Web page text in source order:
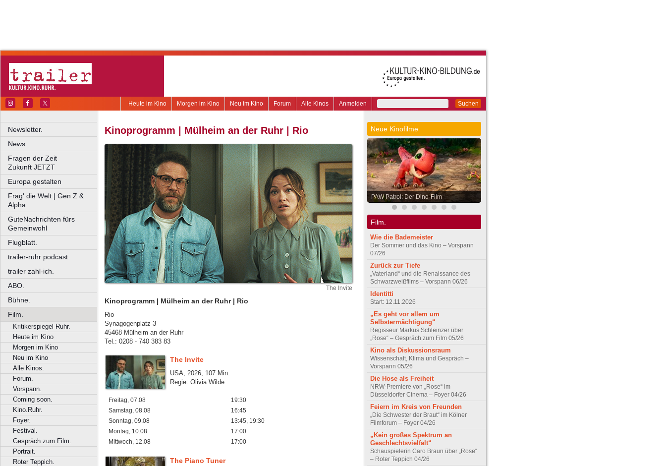
Suchen
Anmelden
Alle Kinos
Forum
Neu im Kino
Morgen im Kino
Heute im Kino
Newsletter.
News.
Fragen der Zeit
Zukunft JETZT
Europa gestalten
Frag' die Welt | Gen Z &
Alpha
GuteNachrichten fürs
Gemeinwohl
Flugblatt.
trailer-ruhr podcast.
trailer zahl-ich.
ABO.
Bühne.
Film.
Kritikerspiegel Ruhr.
Heute im Kino
Morgen im Kino
Neu im Kino
Alle Kinos.
Forum.
Vorspann.
Coming soon.
Kino.Ruhr.
Foyer.
Festival.
Gespräch zum Film.
Portrait.
Roter Teppich.
Kinoprogramm | Mülheim an der Ruhr | Rio
The Invite
Kinoprogramm | Mülheim an der Ruhr | Rio
Rio
Synagogenplatz 3
45468 Mülheim an der Ruhr
Tel.: 0208 - 740 383 83
The Invite
USA, 2026, 107 Min.
Regie: Olivia Wilde
Freitag, 07.08
19:30
Samstag, 08.08
16:45
Sonntag, 09.08
13:45, 19:30
Montag, 10.08
17:00
Mittwoch, 12.08
17:00
The Piano Tuner
Neue Kinofilme
PAW Patrol: Der Dino-Film
Film.
Wie die Bademeister
Der Sommer und das Kino – Vorspann
07/26
Zurück zur Tiefe
„Vaterland“ und die Renaissance des
Schwarzweißfilms – Vorspann 06/26
Identitti
Start: 12.11.2026
„Es geht vor allem um
Selbstermächtigung“
Regisseur Markus Schleinzer über
„Rose“ – Gespräch zum Film 05/26
Kino als Diskussionsraum
Wissenschaft, Klima und Gespräch –
Vorspann 05/26
Die Hose als Freiheit
NRW-Premiere von „Rose“ im
Düsseldorfer Cinema – Foyer 04/26
Feiern im Kreis von Freunden
„Die Schwester der Braut“ im Kölner
Filmforum – Foyer 04/26
„Kein großes Spektrum an
Geschlechtsvielfalt“
Schauspielerin Caro Braun über „Rose“
– Roter Teppich 04/26